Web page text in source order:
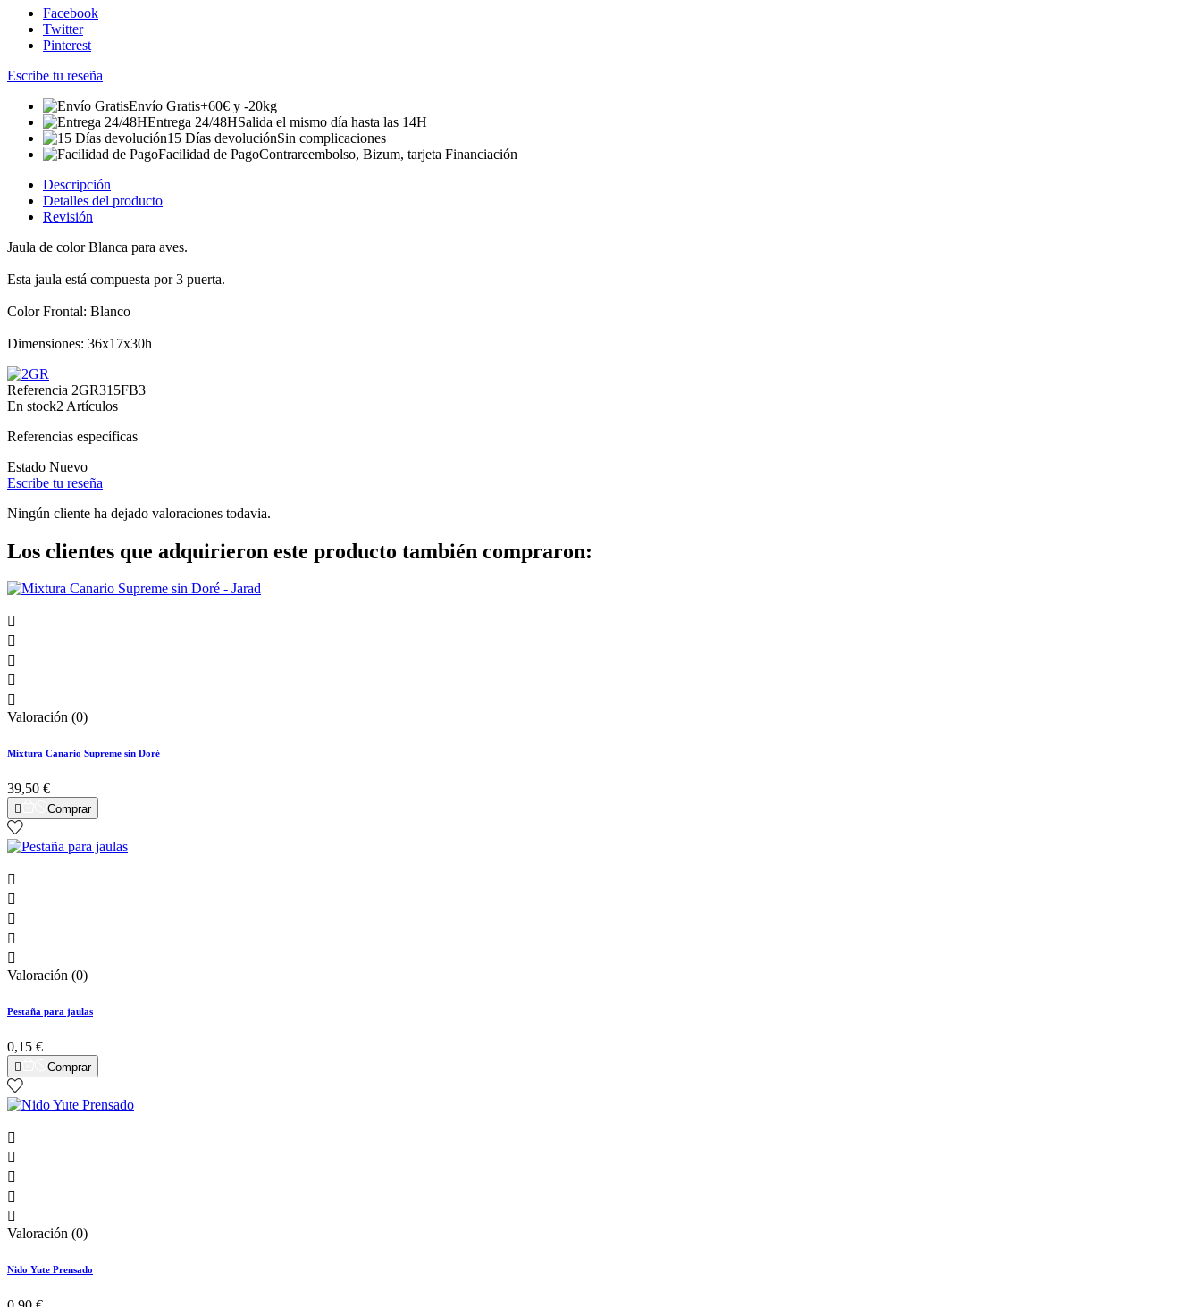
Facebook
Twitter
Pinterest
Escribe tu reseña
Envío Gratis+60€ y -20kg
Entrega 24/48HSalida el mismo día hasta las 14H
15 Días devoluciónSin complicaciones
Facilidad de PagoContrareembolso, Bizum, tarjeta Financiación
Descripción
Detalles del producto
Revisión
Jaula de color Blanca para aves.
Esta jaula está compuesta por 3 puerta.
Color Frontal: Blanco
Dimensiones: 36x17x30h
Referencia 2GR315FB3
En stock2 Artículos
Referencias específicas
Estado Nuevo
Escribe tu reseña
Ningún cliente ha dejado valoraciones todavia.
Los clientes que adquirieron este producto también compraron:





Valoración (0)
Mixtura Canario Supreme sin Doré
39,50 €
 Comprar





Valoración (0)
Pestaña para jaulas
0,15 €
 Comprar





Valoración (0)
Nido Yute Prensado